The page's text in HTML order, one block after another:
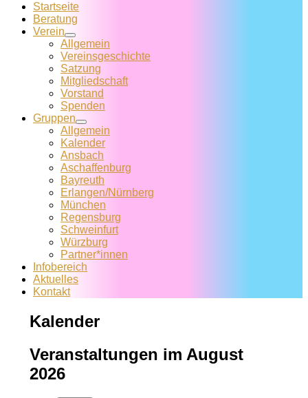
Startseite
Beratung
Verein
Allgemein
Vereins­geschichte
Satzung
Mitglied­schaft
Vorstand
Spenden
Gruppen
Allgemein
Kalender
Ansbach
Aschaffenburg
Bayreuth
Erlangen/Nürnberg
München
Regensburg
Schweinfurt
Würzburg
Partner*innen
Infobereich
Aktuelles
Kontakt
Kalender
Veranstaltungen im August
2026